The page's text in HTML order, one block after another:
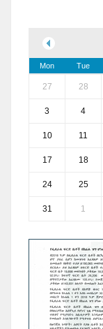
Mon Tue
27 28
3 4
10 11
17 18
24 25
31 1